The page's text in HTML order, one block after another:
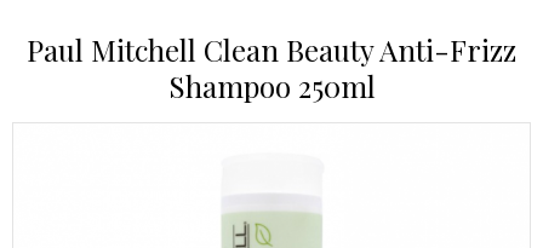
Paul Mitchell Clean Beauty Anti-Frizz
Shampoo 250ml